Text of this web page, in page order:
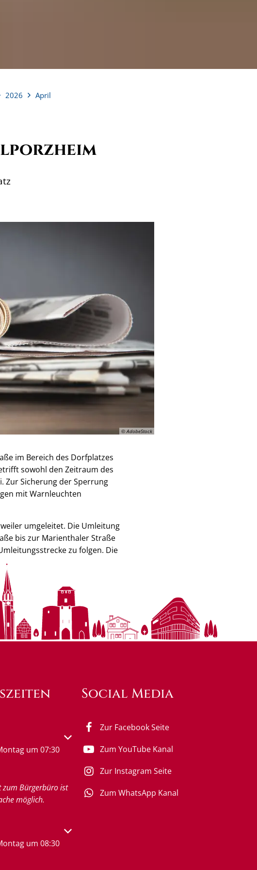
2026
April
© AdobeStock
im Bereich des Dorfplatzes
sowohl den Zeitraum des
Zur Sicherung der Sperrung
mit Warnleuchten
umgeleitet. Die Umleitung
bis zur Marienthaler Straße
zu folgen. Die
Öffnungs- oder Schließzeiten auszublenden
um 07:30
Bürgerbüro ist
möglich.
Öffnungs- oder Schließzeiten auszublenden
um 08:30
Social Media
Zur Facebook Seite
Zum YouTube Kanal
Zur Instagram Seite
Zum WhatsApp Kanal